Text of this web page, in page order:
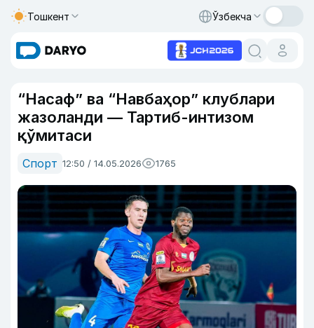
Тошкент Ўзбекча
“Насаф” ва “Навбаҳор” клублари
жазоланди — Тартиб-интизом
қўмитаси
Спорт 12:50 / 14.05.2026 1765